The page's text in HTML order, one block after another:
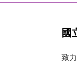
國
致